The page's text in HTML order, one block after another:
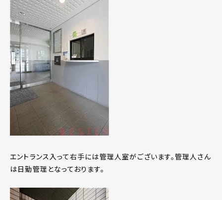
エントランス入って右手には管理人室がございます。管理人さん
は日勤管理となっております。